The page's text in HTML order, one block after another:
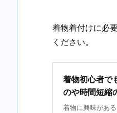
着物着付けに必
ください。
着物初心者で
のや時間短縮
着物に興味があ